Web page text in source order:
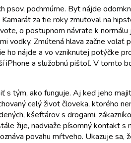
psov, pochmúrne. Byt nájde
za tie roky zmutoval na
o postupnom návrate k normálu
vodky. Zmútená hlava začne volať
ho nájde a vo vzniknutej potýčke
iPhone a služobnú pištoľ. V tomto
s tým, ako funguje. Aj keď jeho
celý život človeka, ktorého
kšeftárov s drogami,
žije, nadviaže písomný kontakt s
povahu mŕtveho. Ukazuje sa,